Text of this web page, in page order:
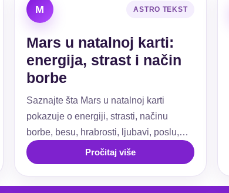
M ASTRO TEKST
Mars u natalnoj karti:
energija, strast i način
borbe
Saznajte šta Mars u natalnoj karti
pokazuje o energiji, strasti, načinu
borbe, besu, hrabrosti, ljubavi, poslu,
granicama i akciji.Pročitaj više